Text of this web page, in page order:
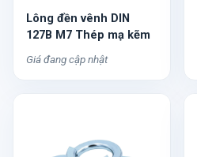
Lông đền vênh DIN
127B M7 Thép mạ kẽm
Giá đang cập nhật